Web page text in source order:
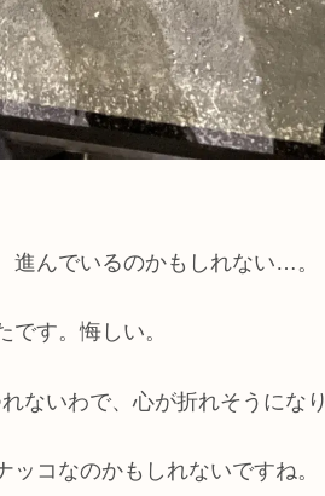
進んでいるのかもしれない…。
す。悔しい。
ないわで、心が折れそうにな
コなのかもしれないですね。